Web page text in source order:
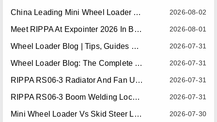
2026-08-02
China Leading Mini Wheel Loader Supplier: Reliable Compact Wheel Loaders For Global Markets
2026-08-01
Meet RIPPA At Expointer 2026 In Brazil
2026-07-31
Wheel Loader Blog | Tips, Guides & Attachments
2026-07-31
Wheel Loader Blog: The Complete Guide To Wheel Loaders For Construction, Agriculture, And Material Handling
2026-07-31
RIPPA RS06-3 Radiator And Fan Upgrade — Effective July 10, 2026
2026-07-31
RIPPA RS06-3 Boom Welding Locating Bar Optimization — Effective July 15, 2026
2026-07-30
Mini Wheel Loader Vs Skid Steer Loader: Which Compact Machine Is Better For Your Business?